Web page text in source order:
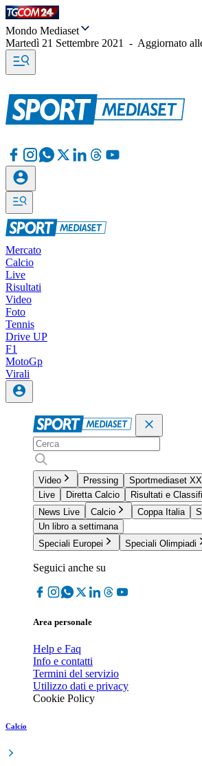
Mondo Mediaset
Martedì 21 Settembre 2021
- Aggiornato
Mercato
Calcio
Live
Risultati
Video
Foto
Tennis
Drive UP
F1
MotoGp
Virali
Video Pressing Sportmediaset
Live
Diretta Calcio
Risultati e
News Live
Calcio Coppa Italia
Un libro a settimana
Speciali Europei
Speciali Olimpiadi
Seguici anche su
Area personale
Help e Faq
Info e contatti
Termini del servizio
Utilizzo dati e privacy
Cookie Policy
Calcio